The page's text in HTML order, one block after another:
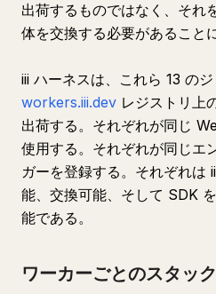
出荷するものではなく、それ
体を交換する必要があること
iii ハーネスは、これら 13 のジ
workers.iii.dev レジストリ上
出荷する。それぞれが同じ
使用する。それぞれが同じエ
ガーを登録する。それぞれ
能、交換可能、そして SDK
能である。
ワーカーごとのスタック